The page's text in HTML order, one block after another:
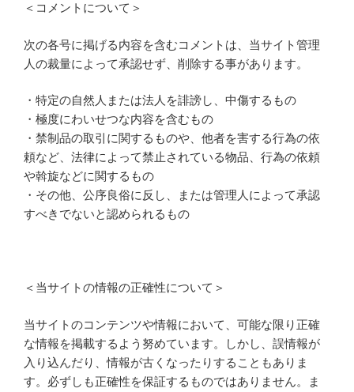
＜コメントについて＞
次の各号に掲げる内容を含むコメントは、当サイト管理
人の裁量によって承認せず、削除する事があります。
・特定の自然人または法人を誹謗し、中傷するもの
・極度にわいせつな内容を含むもの
・禁制品の取引に関するものや、他者を害する行為の依
頼など、法律によって禁止されている物品、行為の依頼
や斡旋などに関するもの
・その他、公序良俗に反し、または管理人によって承認
すべきでないと認められるもの
＜当サイトの情報の正確性について＞
当サイトのコンテンツや情報において、可能な限り正確
な情報を掲載するよう努めています。しかし、誤情報が
入り込んだり、情報が古くなったりすることもありま
す。必ずしも正確性を保証するものではありません。ま